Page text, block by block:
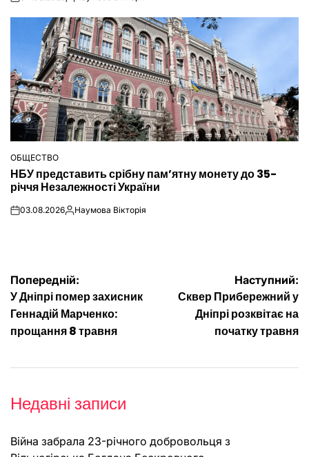
ОПУБЛІКУВАТИ
У
ОБЩЕСТВО
НБУ представить срібну пам’ятну монету до 35-
річчя Незалежності України
on03.08.2026Опубліковано
Наумова Вікторія
Навігація
записів
Попередній:
У Дніпрі помер захисник
Геннадій Марченко:
прощання 8 травня
Наступний:
Сквер Прибережний у
Дніпрі розквітає на
початку травня
Недавні записи
Війна забрала 23-річного добровольця з